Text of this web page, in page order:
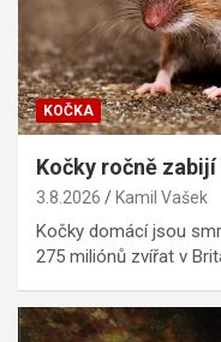
KOČKA
Kočky ročně
3.8.2026 Kamil Vašek
Kočky domácí jsou
275 miliónů zvířat v